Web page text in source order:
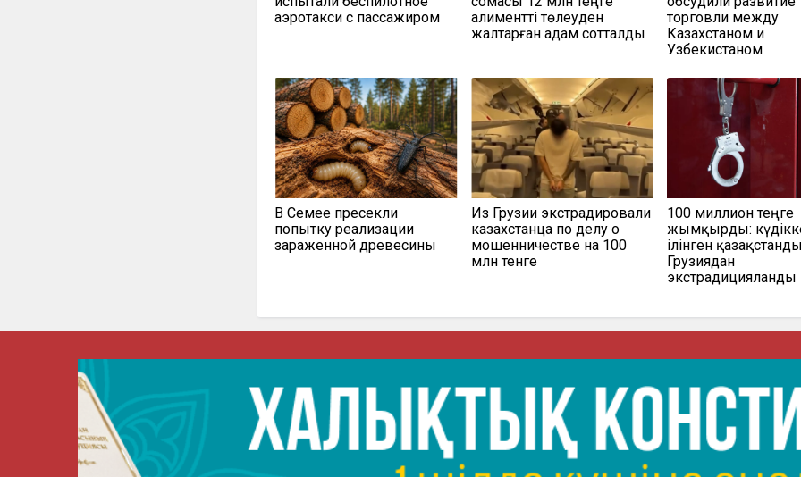
аэротакси с пассажиром
алиментті төлеуден
жалтарған адам сотталды
торговли между
Казахстаном и
Узбекистаном
В Семее пресекли
попытку реализации
зараженной древесины
Из Грузии экстрадировали
казахстанца по делу о
мошенничестве на 100
млн тенге
100 миллион теңге
жымқырды:
ілінген
Грузиядан
экстрадицияланды